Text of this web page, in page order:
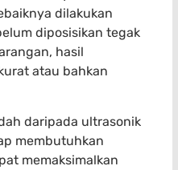
dilakukan
diposisikan tegak
hasil
atau bahkan
daripada ultrasonik
membutuhkan
memaksimalkan